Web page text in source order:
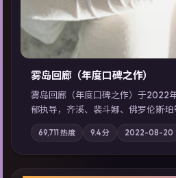
雾岛回廊（年度口碑之作）
雾岛回廊（年度口碑之作）于2022
郁执导，齐溪、裴斗娜、佛罗伦斯·
主轴，边境小镇的平静被一封匿名信
地域气质；站内亦可通过「国产免费
展检索同类型高分佳作，畅享高清
69,711 热度 9.4分 2022-08-20